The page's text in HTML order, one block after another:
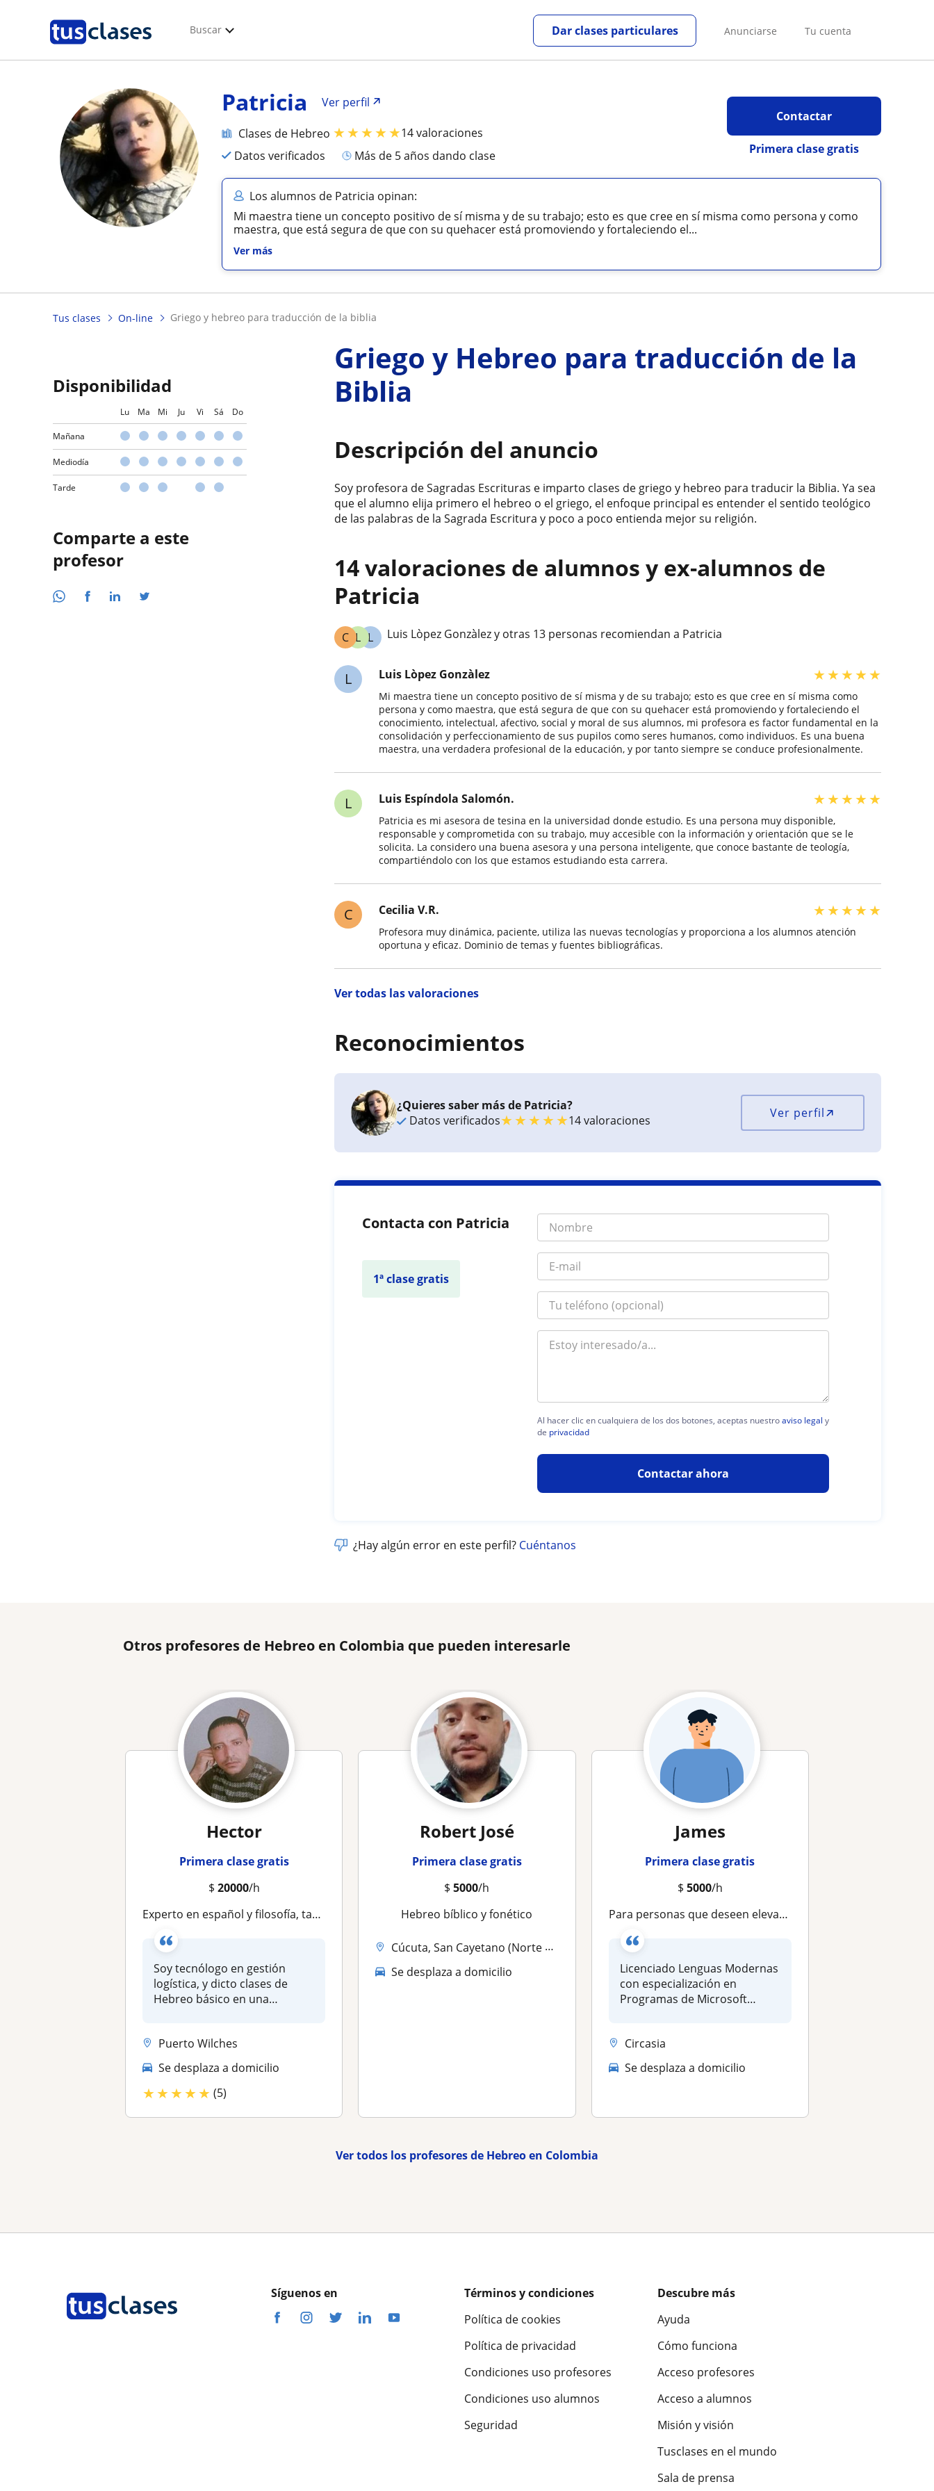
Buscar Anunciarse Tu cuenta
Dar clases particulares
Contactar
Primera clase gratis
Patricia Ver perfil
Clases de Hebreo ★★★★★14 valoraciones
Datos verificados
más de 5 años dando clase
Los alumnos de Patricia opinan:
Mi maestra tiene un concepto positivo de sí misma y de su trabajo; esto es que cree en sí misma como persona y como
maestra, que está segura de que con su quehacer está promoviendo y fortaleciendo el...
Ver más
Tus clases On-line griego y hebreo para traducción de la biblia
Disponibilidad
Lu Ma Mi Ju Vi Sá Do
Mañana
Mediodía
Tarde
Comparte a este
profesor
Griego y Hebreo para traducción de la
Biblia
Descripción del anuncio
Soy profesora de Sagradas Escrituras e imparto clases de griego y hebreo para traducir la Biblia. Ya sea
que el alumno elija primero el hebreo o el griego, el enfoque principal es entender el sentido teológico
de las palabras de la Sagrada Escritura y poco a poco entienda mejor su religión.
14 valoraciones de alumnos y ex-alumnos de
Patricia
L
L
C Luis Lòpez Gonzàlez y otras 13 personas recomiendan a Patricia
L Luis Lòpez Gonzàlez ★★★★★
Mi maestra tiene un concepto positivo de sí misma y de su trabajo; esto es que cree en sí misma como
persona y como maestra, que está segura de que con su quehacer está promoviendo y fortaleciendo el
conocimiento, intelectual, afectivo, social y moral de sus alumnos, mi profesora es factor fundamental en la
consolidación y perfeccionamiento de sus pupilos como seres humanos, como individuos. Es una buena
maestra, una verdadera profesional de la educación, y por tanto siempre se conduce profesionalmente.
L Luis Espíndola Salomón. ★★★★★
Patricia es mi asesora de tesina en la universidad donde estudio. Es una persona muy disponible,
responsable y comprometida con su trabajo, muy accesible con la información y orientación que se le
solicita. La considero una buena asesora y una persona inteligente, que conoce bastante de teología,
compartiéndolo con los que estamos estudiando esta carrera.
C Cecilia V.R. ★★★★★
Profesora muy dinámica, paciente, utiliza las nuevas tecnologías y proporciona a los alumnos atención
oportuna y eficaz. Dominio de temas y fuentes bibliográficas.
Ver todas las valoraciones
Reconocimientos
¿Quieres saber más de Patricia?
Datos verificados★★★★★14 valoraciones Ver perfil
Contacta con Patricia
1ª clase gratis
Al hacer clic en cualquiera de los dos botones, aceptas nuestroaviso legal y
de privacidad
Contactar ahora
¿Hay algún error en este perfil? Cuéntanos
Otros profesores de Hebreo en Colombia que pueden interesarle
Hector
Primera clase gratis
$ 20000/h
Experto en español y filosofía, también religión, tengo conocimiento del idioma Hebreo
Soy tecnólogo en gestión
logística, y dicto clases de
Hebreo básico en una
Puerto Wilches
Se desplaza a domicilio
★★★★★ (5)
Robert José
Primera clase gratis
$5000/h
Hebreo bíblico y fonético
Cúcuta, San Cayetano (Norte Santander)
Se desplaza a domicilio
James
Primera clase gratis
$ 5000/h
Para personas que deseen elevar su nivel a C1 y C2 Traducción e Interpretación tanto del Inglés como del Hebreo
Licenciado Lenguas Modernas
con especialización en
Programas de Microsoft
Circasia
Se desplaza a domicilio
Ver todos los profesores de Hebreo en Colombia
Síguenos en
Términos y condiciones
Política de cookies
Política de privacidad
Condiciones uso profesores
Condiciones uso alumnos
Seguridad
Descubre más
Ayuda
Cómo funciona
Acceso profesores
Acceso a alumnos
Misión y visión
Tusclases en el mundo
Sala de prensa